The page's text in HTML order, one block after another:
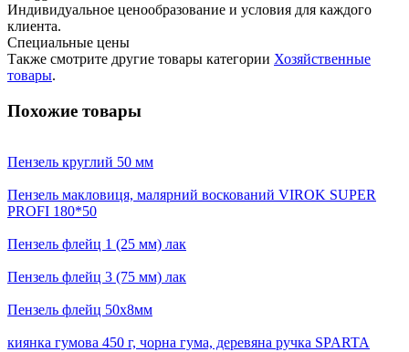
Индивидуальное ценообразование и условия для каждого
клиента.
Специальные цены
Также смотрите другие товары категории Хозяйственные
товары.
Похожие товары
Пензель круглий 50 мм
Пензель макловиця, малярний воскований VIROK SUPER
PROFI 180*50
Пензель флейц 1 (25 мм) лак
Пензель флейц 3 (75 мм) лак
Пензель флейц 50х8мм
киянка гумова 450 г, чорна гума, деревяна ручка SPARTA